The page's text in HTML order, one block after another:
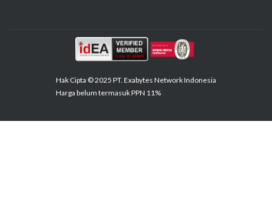
Hak Cipta © 2025 PT. Exabytes Network Indonesia
Harga belum termasuk PPN 11%